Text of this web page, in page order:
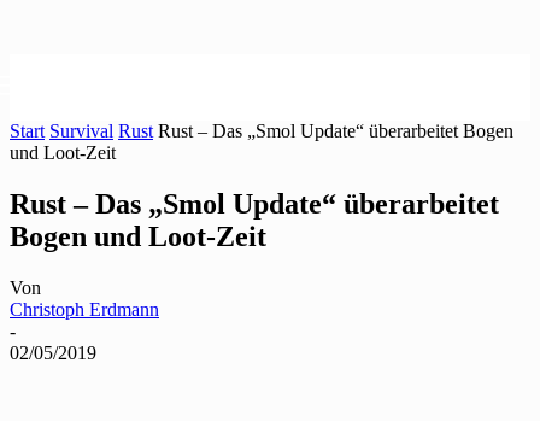
Start Survival Rust Rust – Das „Smol Update“ überarbeitet Bogen
und Loot-Zeit
Rust – Das „Smol Update“ überarbeitet
Bogen und Loot-Zeit
Von
Christoph Erdmann
-
02/05/2019